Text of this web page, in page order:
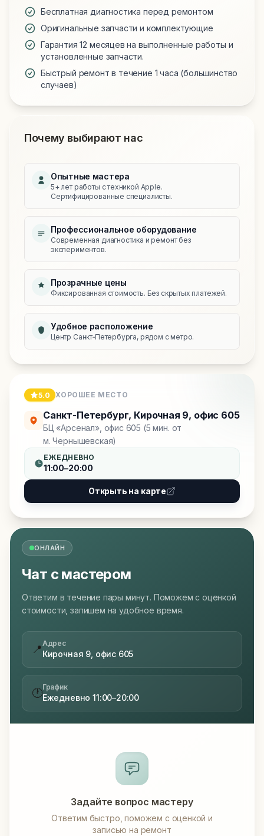
Бесплатная диагностика перед ремонтом
Оригинальные запчасти и комплектующие
Гарантия 12 месяцев на выполненные работы и
установленные запчасти.
Быстрый ремонт в течение 1 часа (большинство
случаев)
Почему выбирают нас
Опытные мастера
5+ лет работы с техникой Apple.
Сертифицированные специалисты.
Профессиональное оборудование
Современная диагностика и ремонт без
экспериментов.
Прозрачные цены
Фиксированная стоимость. Без скрытых платежей.
Удобное расположение
Центр Санкт‑Петербурга, рядом с метро.
5.0 ХОРОШЕЕ МЕСТО
Санкт-Петербург, Кирочная 9, офис 605
БЦ «Арсенал», офис 605 (5 мин. от
м. Чернышевская)
ЕЖЕДНЕВНО
11:00–20:00
Открыть на карте
ОНЛАЙН
Чат с мастером
Ответим в течение пары минут. Поможем с оценкой
стоимости, запишем на удобное время.
📍Адрес
Кирочная 9, офис 605
🕐График
Ежедневно 11:00–20:00
Задайте вопрос мастеру
Ответим быстро, поможем с оценкой и
записью на ремонт